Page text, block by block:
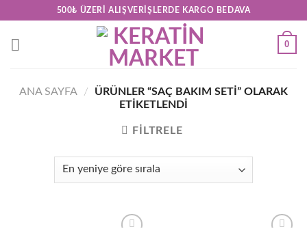
content
500₺ ÜZERI ALIŞVERIŞLERDE KARGO BEDAVA
0
ANA SAYFA /
ÜRÜNLER “SAÇ BAKIM SETI” OLARAK
ETIKETLENDI
FILTRELE